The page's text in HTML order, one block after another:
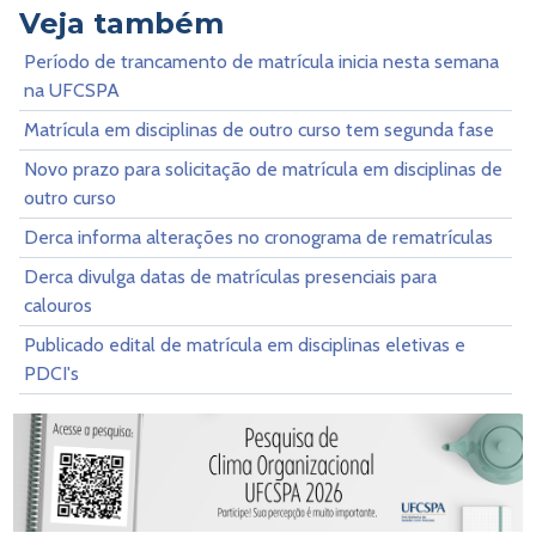
Veja também
Período de trancamento de matrícula inicia nesta semana
na UFCSPA
Matrícula em disciplinas de outro curso tem segunda fase
Novo prazo para solicitação de matrícula em disciplinas de
outro curso
Derca informa alterações no cronograma de rematrículas
Derca divulga datas de matrículas presenciais para
calouros
Publicado edital de matrícula em disciplinas eletivas e
PDCI's